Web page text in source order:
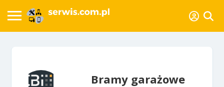
Bramy garażowe